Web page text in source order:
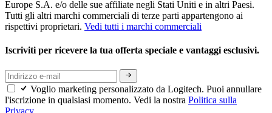
Europe S.A. e/o delle sue affiliate negli Stati Uniti e in altri Paesi.
Tutti gli altri marchi commerciali di terze parti appartengono ai
rispettivi proprietari. Vedi tutti i marchi commerciali
Iscriviti per ricevere la tua offerta speciale e vantaggi esclusivi.
Voglio marketing personalizzato da Logitech. Puoi annullare
l'iscrizione in qualsiasi momento. Vedi la nostra Politica sulla
Privacy.